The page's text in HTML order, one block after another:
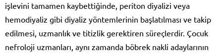
işlevini tamamen kaybettiğinde, periton diyalizi veya
hemodiyaliz gibi diyaliz yöntemlerinin başlatılması ve takip
edilmesi, uzmanlık ve titizlik gerektiren süreçlerdir. Çocuk
nefroloji uzmanları, aynı zamanda böbrek nakli adaylarının